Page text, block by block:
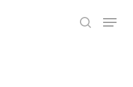
search
Menu